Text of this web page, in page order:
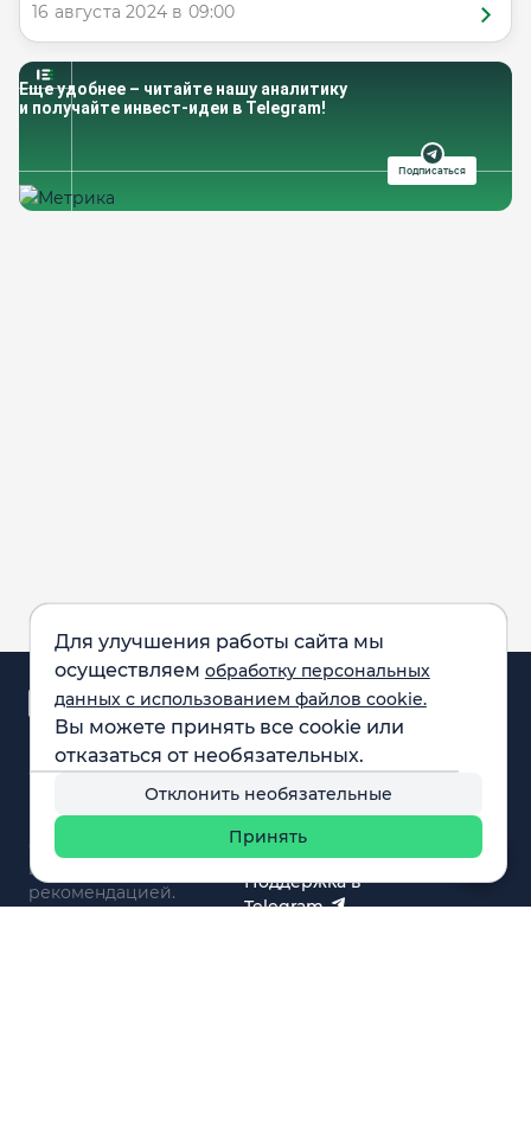
Для улучшения работы сайта мы
осуществляем обработку персональных
данных с использованием файлов cookie.
Вы можете принять все cookie или
отказаться от необязательных.
Отклонить необязательные
Принять
16 августа 2024 в 09:00
Еще удобнее – читайте нашу аналитику
и получайте инвест-идеи в Telegram!
Подписаться
Обращаем внимание:
все материалы,
представленные на
сайте, не являются
инвестиционной
рекомендацией.
Аналитика и
новости
Карта рынка
Компании
F.A.Q.
Обучение
Вебинары
О нас
Поддержка в
Telegram